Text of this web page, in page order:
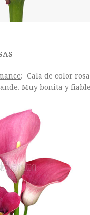
: Cala de color
Muy bonita y